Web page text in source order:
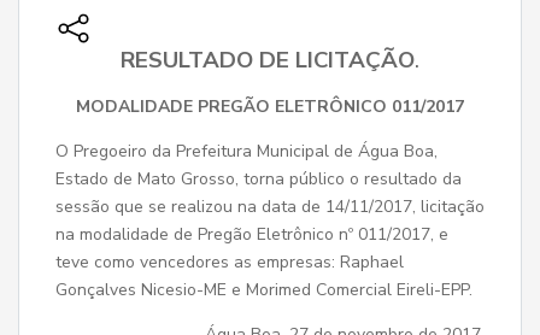
RESULTADO DE LICITAÇÃO.
MODALIDADE PREGÃO ELETRÔNICO 011/2017
O Pregoeiro da Prefeitura Municipal de Água Boa,
Estado de Mato Grosso, torna público o resultado da
sessão que se realizou na data de 14/11/2017, licitação
na modalidade de Pregão Eletrônico nº 011/2017, e
teve como vencedores as empresas: Raphael
Gonçalves Nicesio-ME e Morimed Comercial Eireli-EPP.